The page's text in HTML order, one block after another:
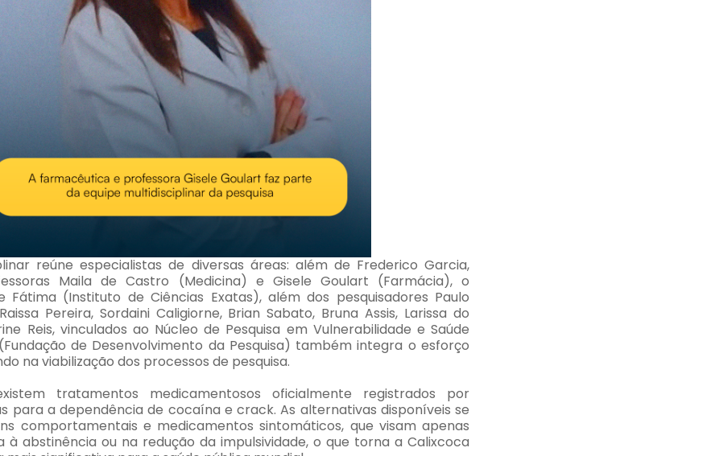
reúne especialistas de diversas áreas: além de Frederico Garcia,
Maila de Castro (Medicina) e Gisele Goulart (Farmácia), o
Fátima (Instituto de Ciências Exatas), além dos pesquisadores Paulo
Pereira, Sordaini Caligiorne, Brian Sabato, Bruna Assis, Larissa do
Reis, vinculados ao Núcleo de Pesquisa em Vulnerabilidade e Saúde
de Desenvolvimento da Pesquisa) também integra o esforço
na viabilização dos processos de pesquisa.
tratamentos medicamentosos oficialmente registrados por
para a dependência de cocaína e crack. As alternativas disponíveis se
comportamentais e medicamentos sintomáticos, que visam apenas
à abstinência ou na redução da impulsividade, o que torna a Calixcoca